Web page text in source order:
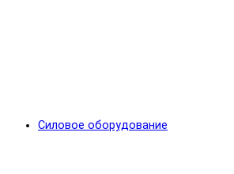
Силовое оборудование